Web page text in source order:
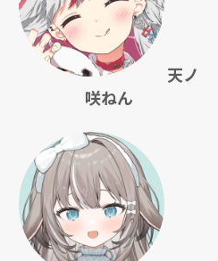
天ノ
咲ねん